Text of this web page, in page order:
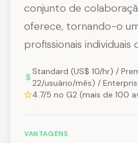
conjunto de
oferece, tornando-o
profissionais individuais
Standard (US$ 10/hr) /
22/usuário/mês) /
4.7/5 no G2 (mais de 100
VANTAGENS